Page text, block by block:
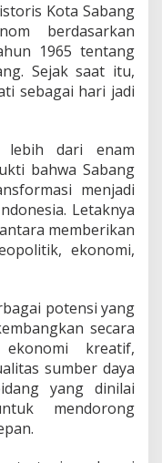
Kota Sabang
berdasarkan
1965 tentang
Sejak saat itu,
sebagai hari jadi
lebih dari enam
bahwa Sabang
menjadi
Letaknya
memberikan
ekonomi,
potensi yang
secara
kreatif,
sumber daya
yang dinilai
mendorong